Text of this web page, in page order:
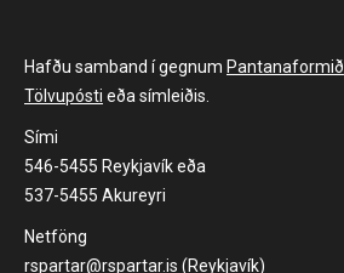
Hafðu samband í gegnum Pantanaformið
Tölvupósti eða símleiðis.
Sími
546-5455 Reykjavík eða
537-5455 Akureyri
Netföng
rspartar@rspartar.is (Reykjavík)